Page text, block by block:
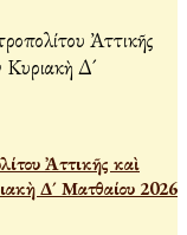
Ἀττικῆς καὶ
Δ´ Ματθαίου 2026